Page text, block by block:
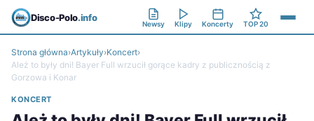
Disco-Polo.info
Newsy Klipy Koncerty TOP 20
Strona główna›Artykuły›Koncert›
Ależ to były dni! Bayer Full wrzucił gorące kadry z publicznością z
Gorzowa i Konar
KONCERT